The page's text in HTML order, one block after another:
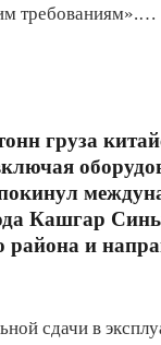
требованиям».…
груза
Кашгар
района и
сдачи в